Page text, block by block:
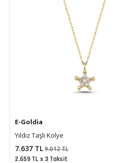
E-Goldia
Kelebek Kolye
16.475 TL19.440 TL
5.737 TL x 3 Taksit